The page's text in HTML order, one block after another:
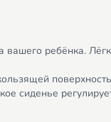
ребёнка.